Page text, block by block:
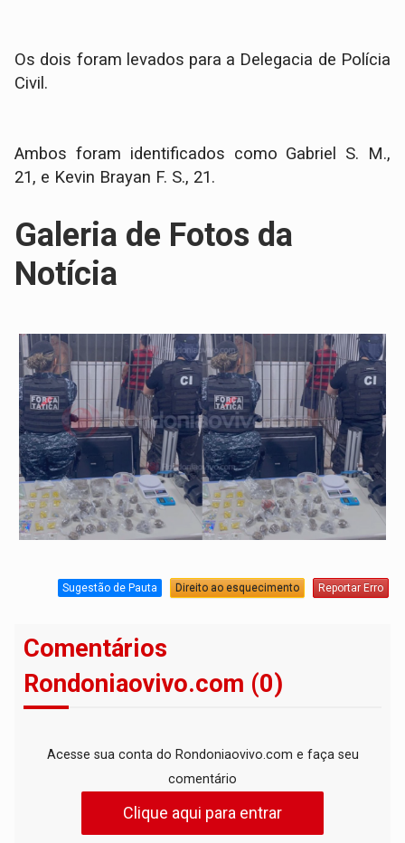
Os dois foram levados para a Delegacia de Polícia
Civil.
Ambos foram identificados como Gabriel S. M.,
21, e Kevin Brayan F. S., 21.
Galeria de Fotos da
Notícia
Sugestão de Pauta Direito ao esquecimento Reportar Erro
Comentários
Rondoniaovivo.com (0)
Acesse sua conta do Rondoniaovivo.com e faça seu
comentário
Clique aqui para entrar